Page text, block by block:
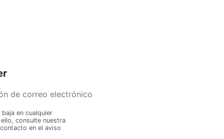
en cualquier
consulte nuestra
en el aviso